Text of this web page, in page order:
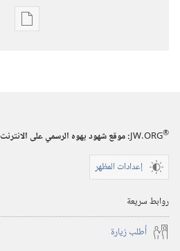
خيارات
يوليو‏
JW.ORG®
:‏ موقع شهود يهوه الرسمي على الانترنت
إعدادات المظهر
روابط سريعة
أُطلب زيارة